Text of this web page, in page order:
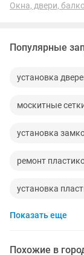
Окна, двери,
Популярные
установка
москитные
установка
ремонт
установка
установка
Показать еще
Похожие в